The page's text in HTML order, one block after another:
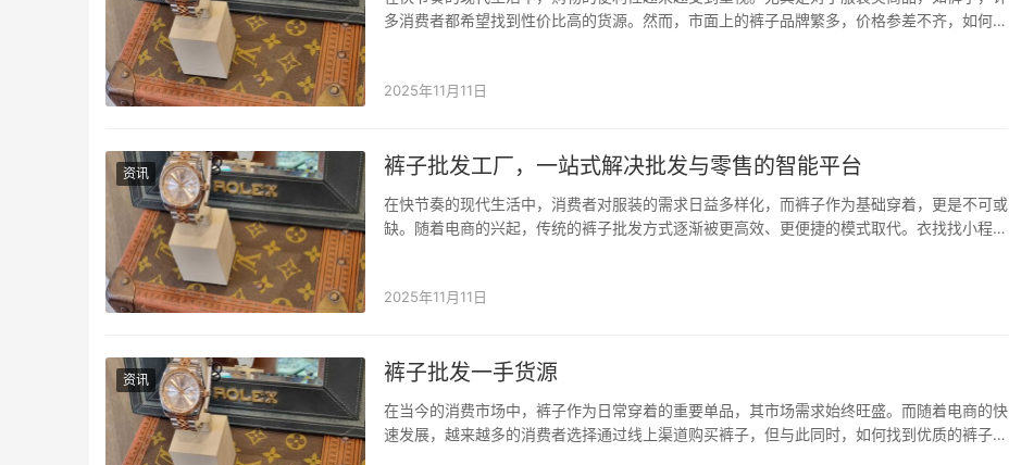
多消费者都希望找到性价比高的货源。然而，市面上的裤子品牌繁多，价格参差不齐，如何找
2025年11月11日
资讯 裤子批发工厂，一站式解决批发与零售的智能平台
在快节奏的现代生活中，消费者对服装的需求日益多样化，而裤子作为基础穿着，更是不可或
缺。随着电商的兴起，传统的裤子批发方式逐渐被更高效、更便捷的模式取代。衣找找小程序
2025年11月11日
资讯 裤子批发一手货源
在当今的消费市场中，裤子作为日常穿着的重要单品，其市场需求始终旺盛。而随着电商的快
速发展，越来越多的消费者选择通过线上渠道购买裤子，但与此同时，如何找到优质的裤子批